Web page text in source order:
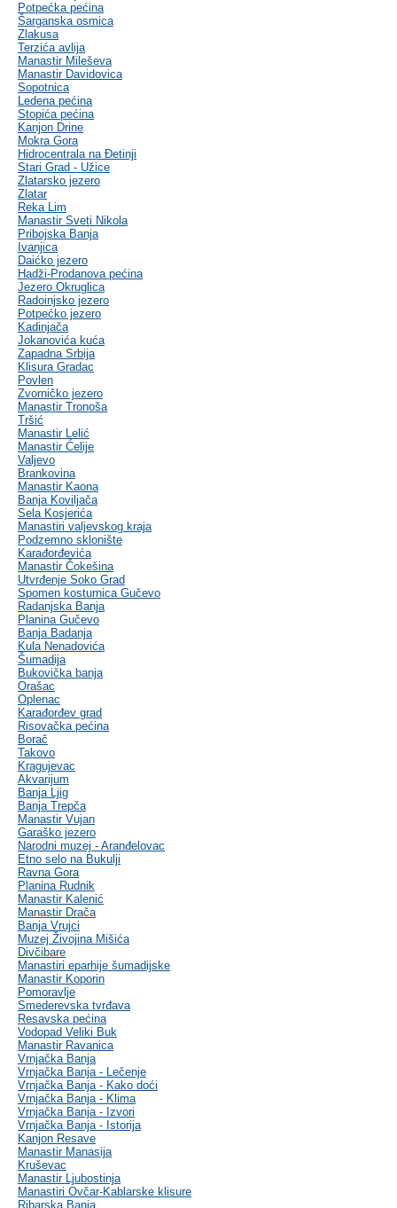
Potpećka pećina
Šarganska osmica
Zlakusa
Terzića avlija
Manastir Mileševa
Manastir Davidovica
Sopotnica
Ledena pećina
Stopića pećina
Kanjon Drine
Mokra Gora
Hidrocentrala na Đetinji
Stari Grad - Užice
Zlatarsko jezero
Zlatar
Reka Lim
Manastir Sveti Nikola
Pribojska Banja
Ivanjica
Daićko jezero
Hadži-Prodanova pećina
Jezero Okruglica
Radoinjsko jezero
Potpećko jezero
Kadinjača
Jokanovića kuća
Zapadna Srbija
Klisura Gradac
Povlen
Zvorničko jezero
Manastir Tronoša
Tršić
Manastir Lelić
Manastir Ćelije
Valjevo
Brankovina
Manastir Kaona
Banja Koviljača
Sela Kosjerića
Manastiri valjevskog kraja
Podzemno sklonište
Karađorđevića
Manastir Čokešina
Utvrđenje Soko Grad
Spomen kosturnica Gučevo
Radanjska Banja
Planina Gučevo
Banja Badanja
Kula Nenadovića
Šumadija
Bukovička banja
Orašac
Oplenac
Karađorđev grad
Risovačka pećina
Borač
Takovo
Kragujevac
Akvarijum
Banja Ljig
Banja Trepča
Manastir Vujan
Garaško jezero
Narodni muzej - Aranđelovac
Etno selo na Bukulji
Ravna Gora
Planina Rudnik
Manastir Kalenić
Manastir Drača
Banja Vrujci
Muzej Živojina Mišića
Divčibare
Manastiri eparhije šumadijske
Manastir Koporin
Pomoravlje
Smederevska tvrđava
Resavska pećina
Vodopad Veliki Buk
Manastir Ravanica
Vrnjačka Banja
Vrnjačka Banja - Lečenje
Vrnjačka Banja - Kako doći
Vrnjačka Banja - Klima
Vrnjačka Banja - Izvori
Vrnjačka Banja - Istorija
Kanjon Resave
Manastir Manasija
Kruševac
Manastir Ljubostinja
Manastiri Ovčar-Kablarske klisure
Ribarska Banja